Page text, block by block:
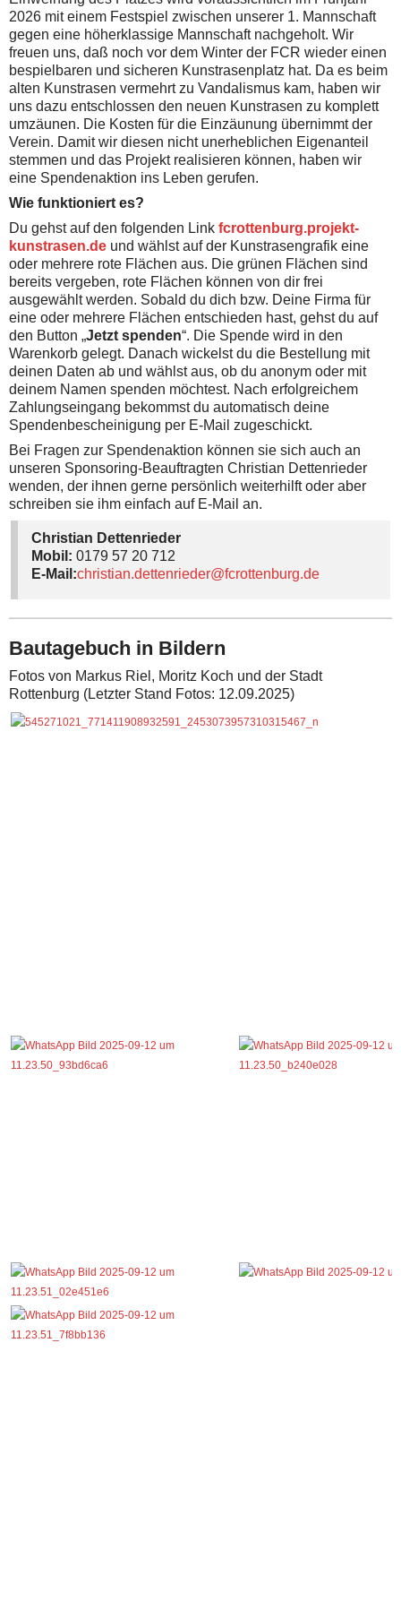
2026 mit einem Festspiel zwischen unserer 1. Mannschaft
gegen eine höherklassige Mannschaft nachgeholt. Wir
freuen uns, daß noch vor dem Winter der FCR wieder einen
bespielbaren und sicheren Kunstrasenplatz hat. Da es beim
alten Kunstrasen vermehrt zu Vandalismus kam, haben wir
uns dazu entschlossen den neuen Kunstrasen zu komplett
umzäunen. Die Kosten für die Einzäunung übernimmt der
Verein. Damit wir diesen nicht unerheblichen Eigenanteil
stemmen und das Projekt realisieren können, haben wir
eine Spendenaktion ins Leben gerufen.
Wie funktioniert es?
Du gehst auf den folgenden Link fcrottenburg.projekt-
kunstrasen.de und wählst auf der Kunstrasengrafik eine
oder mehrere rote Flächen aus. Die grünen Flächen sind
bereits vergeben, rote Flächen können von dir frei
ausgewählt werden. Sobald du dich bzw. Deine Firma für
eine oder mehrere Flächen entschieden hast, gehst du auf
den Button „Jetzt spenden“. Die Spende wird in den
Warenkorb gelegt. Danach wickelst du die Bestellung mit
deinen Daten ab und wählst aus, ob du anonym oder mit
deinem Namen spenden möchtest. Nach erfolgreichem
Zahlungseingang bekommst du automatisch deine
Spendenbescheinigung per E-Mail zugeschickt.
Bei Fragen zur Spendenaktion können sie sich auch an
unseren Sponsoring-Beauftragten Christian Dettenrieder
wenden, der ihnen gerne persönlich weiterhilft oder aber
schreiben sie ihm einfach auf E-Mail an.
Christian Dettenrieder
Mobil: 0179 57 20 712
E-Mail:christian.dettenrieder@fcrottenburg.de
Bautagebuch in Bildern
Fotos von Markus Riel, Moritz Koch und der Stadt
Rottenburg (Letzter Stand Fotos: 12.09.2025)